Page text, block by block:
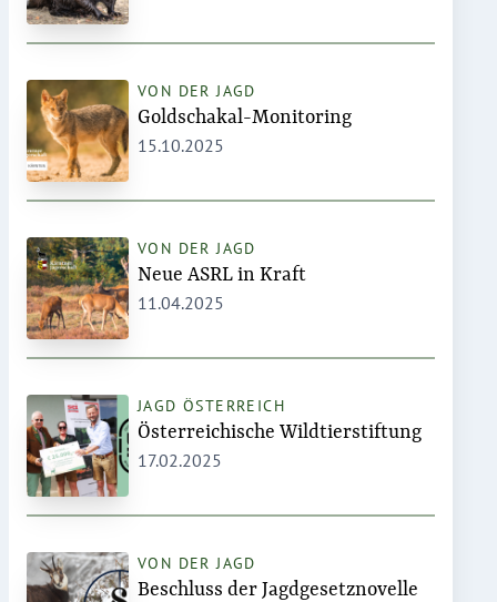
VON DER JAGD
Goldschakal-Monitoring
15.10.2025
VON DER JAGD
Neue ASRL in Kraft
11.04.2025
JAGD ÖSTERREICH
Österreichische Wildtierstiftung
17.02.2025
VON DER JAGD
Beschluss der Jagdgesetznovelle